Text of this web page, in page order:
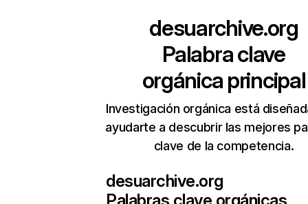
desuarchive.org
Palabra clave
orgánica principal
Investigación orgánica está
ayudarte a descubrir las mejores
clave de la competencia.
desuarchive.org